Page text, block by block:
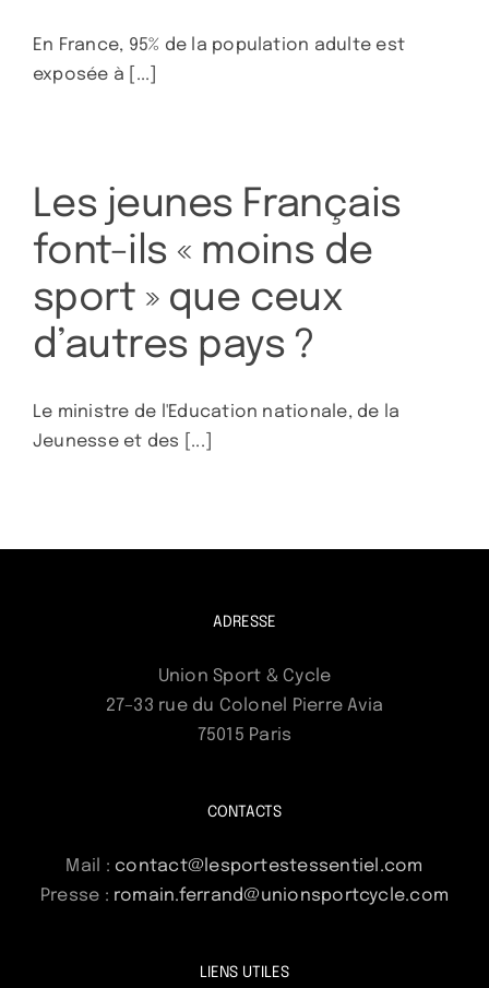
En France, 95% de la population adulte est
exposée à [...]
Les jeunes Français
font-ils « moins de
sport » que ceux
d’autres pays ?
Le ministre de l'Education nationale, de la
Jeunesse et des [...]
ADRESSE
Union Sport & Cycle
27–33 rue du Colonel Pierre Avia
75015 Paris
CONTACTS
Mail : contact@lesportestessentiel.com
Presse : romain.ferrand@unionsportcycle.com
LIENS UTILES